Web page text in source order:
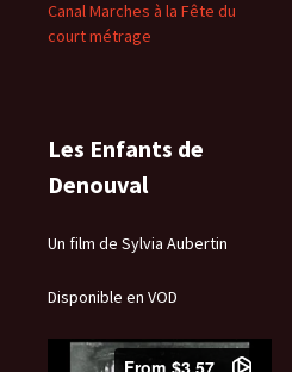
Canal Marches à la Fête du
court métrage
Les Enfants de
Denouval
Un film de Sylvia Aubertin
Disponible en VOD